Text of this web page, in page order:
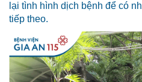
lại tình hình dịch bệnh để có
tiếp theo.